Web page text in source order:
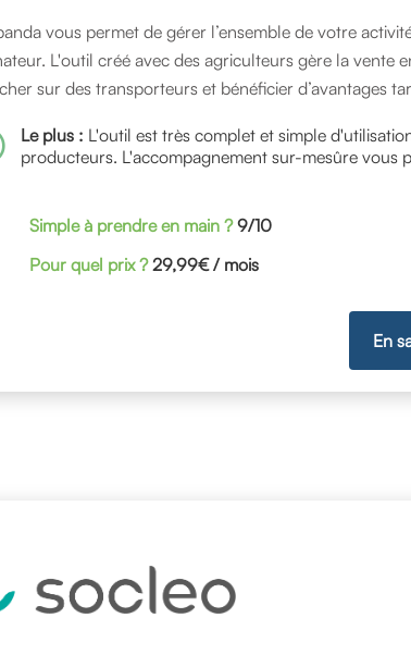
vous permet de gérer l’ensemble de votre
L'outil créé avec des agriculteurs gère la vente
sur des transporteurs et bénéficier d’avantages
Le plus : L'outil est très complet et simple
producteurs. L'accompagnement sur-mesûre vous
Simple à prendre en main ?9/10
Pour quel prix ?29,99€ / mois
En